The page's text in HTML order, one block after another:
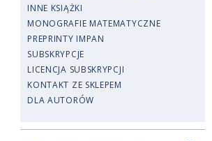
INNE KSIĄŻKI
MONOGRAFIE MATEMATYCZNE
PREPRINTY IMPAN
SUBSKRYPCJE
LICENCJA SUBSKRYPCJI
KONTAKT ZE SKLEPEM
DLA AUTORÓW